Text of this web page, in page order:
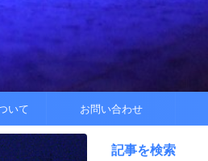
いて お問い合わせ
記事を検索